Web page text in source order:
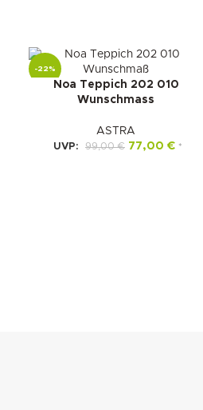
-22%
Noa Teppich 202 010
Wunschmass
ASTRA
UVP: 99,00€ 77,00 € *